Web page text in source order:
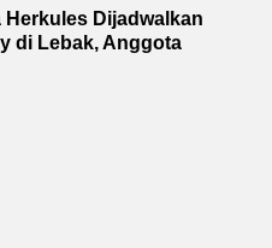
Herkules Dijadwalkan
di Lebak, Anggota